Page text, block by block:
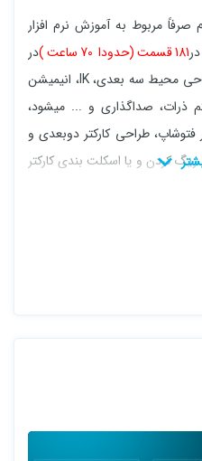
صرفاً مربوط به آموزش نرم افزار
181 قسمت (حدودا 70 ساعت )
در
کنار یونیتی که شامل کدنویسی، طراحی محیط سه بعدی، IK، انیمیشن
ذرات، صداگذاری و ... میشود،
طراحی کارکتر دوبعدی و
کردن و یا اسکلت بندی کارکتر
با یکدیگر درست کنیم.